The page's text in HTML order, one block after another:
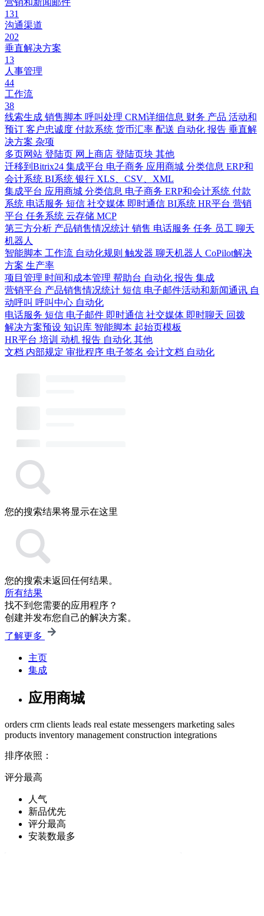
营销和新闻邮件
131
沟通渠道
202
垂直解决方案
13
人事管理
44
工作流
38
线索生成 销售脚本 呼叫处理 CRM详细信息 财务 产品 活动和
预订 客户忠诚度 付款系统 货币汇率 配送 自动化 报告 垂直解
决方案 杂项
多页网站 登陆页 网上商店 登陆页块 其他
迁移到Bitrix24 集成平台 电子商务 应用商城 分类信息 ERP和
会计系统 BI系统 银行 XLS、CSV、XML
集成平台 应用商城 分类信息 电子商务 ERP和会计系统 付款
系统 电话服务 短信 社交媒体 即时通信 BI系统 HR平台 营销
平台 任务系统 云存储 MCP
第三方分析 产品销售情况统计 销售 电话服务 任务 员工 聊天
机器人
智能脚本 工作流 自动化规则 触发器 聊天机器人 CoPilot解决
方案 生产率
项目管理 时间和成本管理 帮助台 自动化 报告 集成
营销平台 产品销售情况统计 短信 电子邮件活动和新闻通讯 自
动呼叫 呼叫中心 自动化
电话服务 短信 电子邮件 即时通信 社交媒体 即时聊天 回拨
解决方案预设 知识库 智能脚本 起始页模板
HR平台 培训 动机 报告 自动化 其他
文档 内部规定 审批程序 电子签名 会计文档 自动化
您的搜索结果将显示在这里
您的搜索未返回任何结果。
所有结果
找不到您需要的应用程序？
创建并发布您自己的解决方案。
了解更多
主页
集成
应用商城
orders crm clients leads real estate messengers marketing sales
products inventory management construction integrations
排序依照：
评分最高
人气
新品优先
评分最高
安装数最多